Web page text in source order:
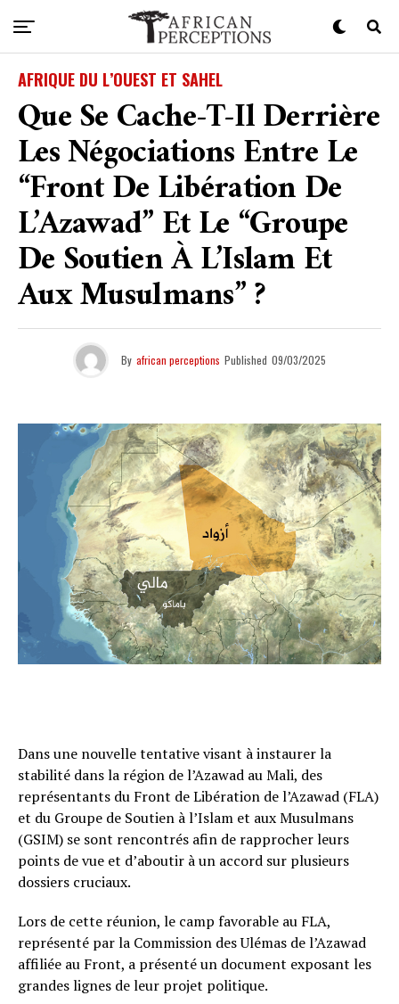
AFRIQUE DU L’OUEST ET SAHEL
Que Se Cache-T-Il Derrière
Les Négociations Entre Le
“Front De Libération De
L’Azawad” Et Le “Groupe
De Soutien À L’Islam Et
Aux Musulmans” ?
By african perceptions Published 09/03/2025
Dans une nouvelle tentative visant à instaurer la
stabilité dans la région de l’Azawad au Mali, des
représentants du Front de Libération de l’Azawad (FLA)
et du Groupe de Soutien à l’Islam et aux Musulmans
(GSIM) se sont rencontrés afin de rapprocher leurs
points de vue et d’aboutir à un accord sur plusieurs
dossiers cruciaux.
Lors de cette réunion, le camp favorable au FLA,
représenté par la Commission des Ulémas de l’Azawad
affiliée au Front, a présenté un document exposant les
grandes lignes de leur projet politique.